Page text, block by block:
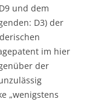
und dem
D3) der
im hier
der
„wenigstens